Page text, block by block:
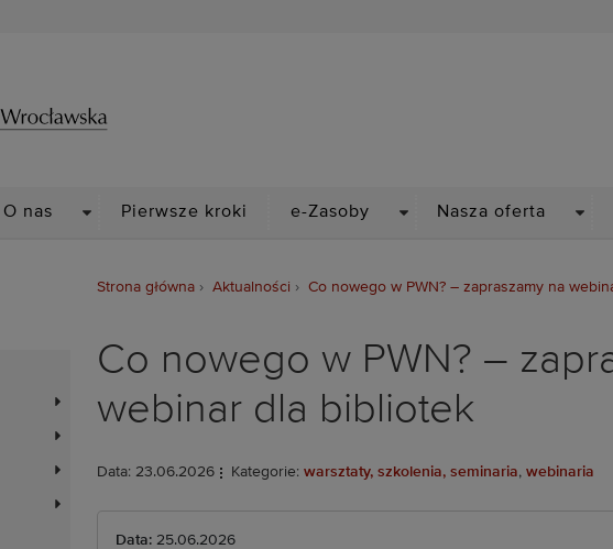
O nas Pierwsze kroki e-Zasoby Nasza oferta
Strona główna Aktualności Co nowego w PWN? – zapraszamy na
Co nowego w PWN? –
webinar dla bibliotek
Data: 23.06.2026 Kategorie: warsztaty, szkolenia, seminaria, webinaria
Data: 25.06.2026